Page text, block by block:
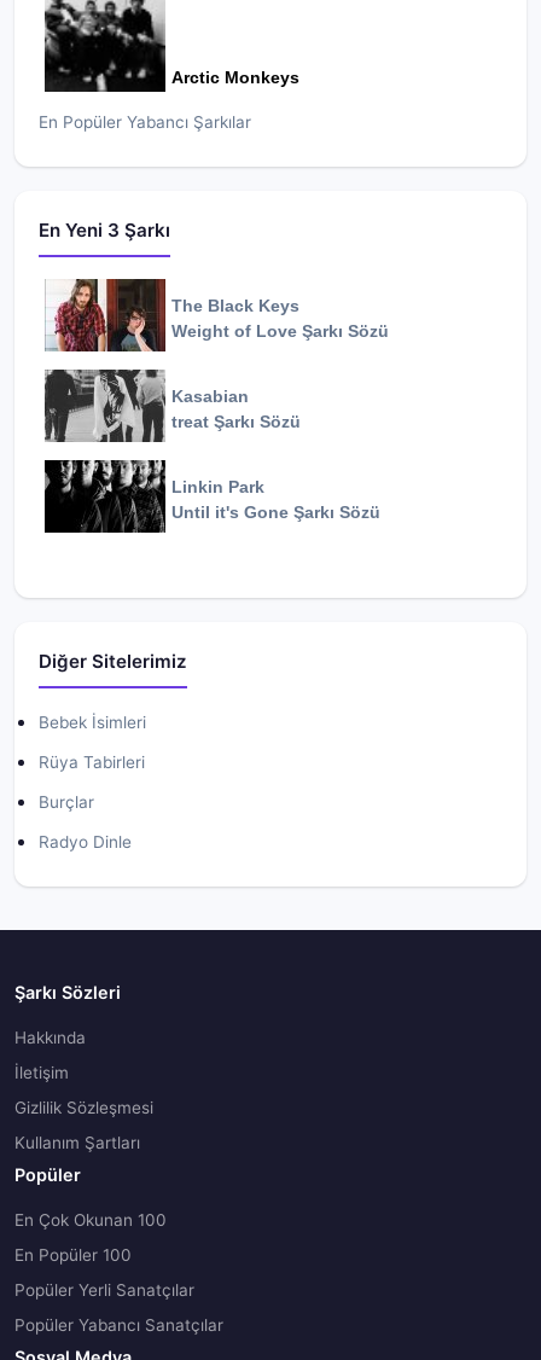
Arctic Monkeys
En Popüler Yabancı Şarkılar
En Yeni 3 Şarkı
The Black Keys
Weight of Love Şarkı Sözü
Kasabian
treat Şarkı Sözü
Linkin Park
Until it's Gone Şarkı Sözü
Diğer Sitelerimiz
Bebek İsimleri
Rüya Tabirleri
Burçlar
Radyo Dinle
Şarkı Sözleri
Hakkında
İletişim
Gizlilik Sözleşmesi
Kullanım Şartları
Popüler
En Çok Okunan 100
En Popüler 100
Popüler Yerli Sanatçılar
Popüler Yabancı Sanatçılar